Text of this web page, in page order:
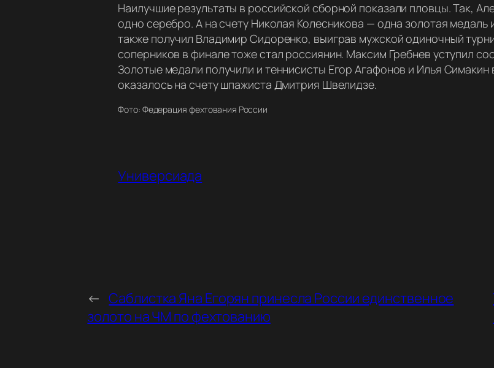
Наилучшие результаты в российской сборной показали пловцы. Так,
одно серебро. А на счету Николая Колесникова — одна золотая
также получил Владимир Сидоренко, выиграв мужской одиночный
соперников в финале тоже стал россиянин. Максим Гребнев уступил
Золотые медали получили и теннисисты Егор Агафонов и Илья
оказалось на счету шпажиста Дмитрия Швелидзе.
Фото: Федерация фехтования России
Универсиада
← Саблистка Яна Егорян принесла России единственное
золото на ЧМ по фехтованию